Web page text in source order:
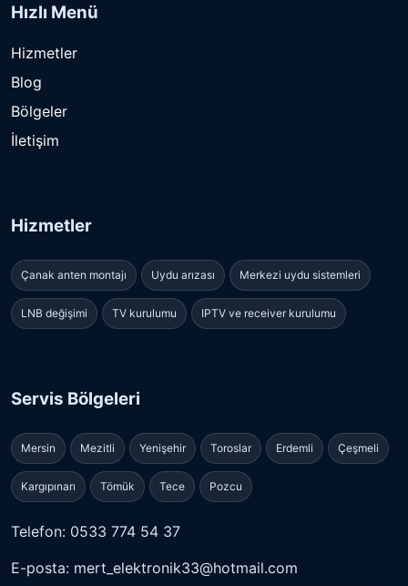
Hızlı Menü
Hizmetler
Blog
Bölgeler
İletişim
Hizmetler
Çanak anten montajı Uydu arızası Merkezi uydu sistemleri
LNB değişimi TV kurulumu IPTV ve receiver kurulumu
Servis Bölgeleri
Mersin Mezitli Yenişehir Toroslar Erdemli Çeşmeli
Kargıpınarı Tömük Tece Pozcu
Telefon: 0533 774 54 37
E-posta: mert_elektronik33@hotmail.com